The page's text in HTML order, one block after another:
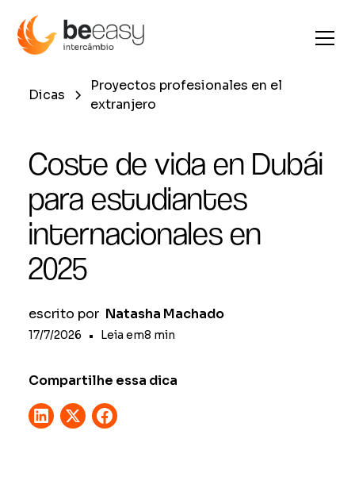
Dicas
Proyectos profesionales en el
extranjero
Coste de vida en Dubái
para estudiantes
internacionales en
2025
escrito por Natasha Machado
17/7/2026 • Leia em8 min
Compartilhe essa dica